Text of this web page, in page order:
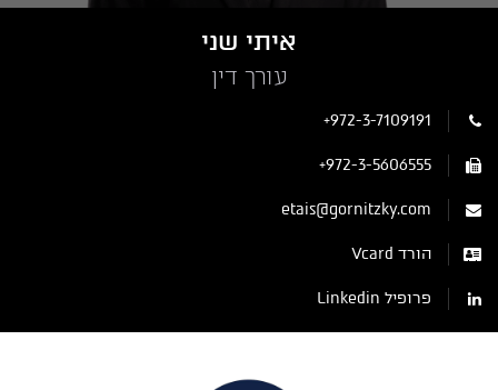
איתי שני
עורך דין
+972-3-7109191
+972-3-5606555
etais@gornitzky.com
הורד Vcard
פרופיל Linkedin